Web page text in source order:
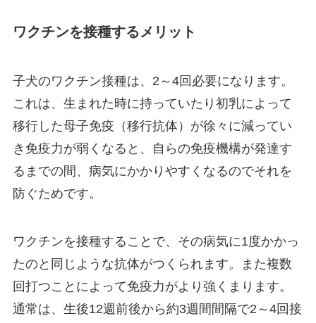
ワクチンを接種するメリット
子犬のワクチン接種は、2～4回必要になります。
これは、生まれた時に持っていたり初乳によって
移行した母子免疫（移行抗体）が徐々に減ってい
き免疫力が弱くなると、自らの免疫機構が発達す
るまでの間、病気にかかりやすくなるのでそれを
防ぐためです。
ワクチンを接種することで、その病気に1度かかっ
たのと同じような抗体がつくられます。また複数
回打つことによって免疫力がより強くまります。
通常は、生後12週前後から約3週間間隔で2～4回接